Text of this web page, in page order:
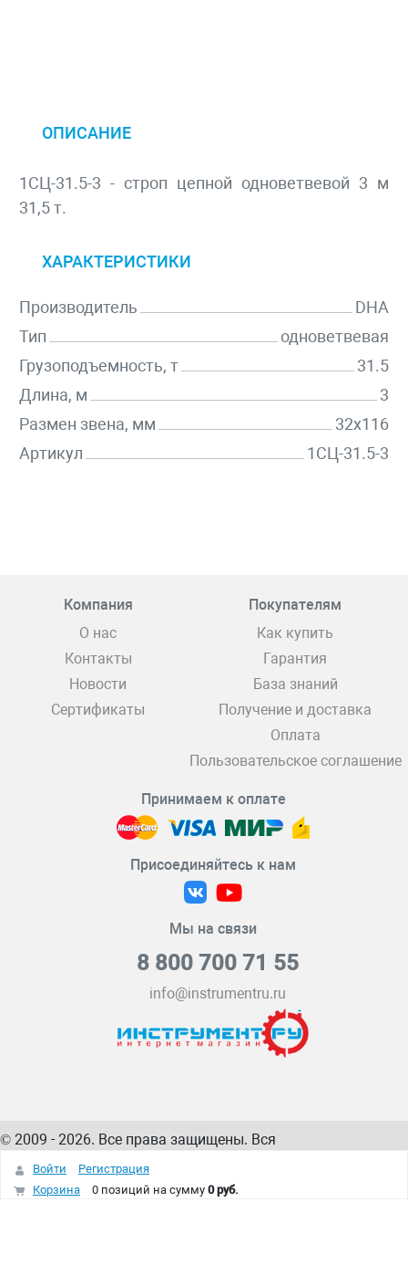
ОПИСАНИЕ
1СЦ-31.5-3 - строп цепной одноветвевой 3 м
31,5 т.
ХАРАКТЕРИСТИКИ
Производитель
DHA
Тип
одноветвевая
Грузоподъемность, т
31.5
Длина, м
3
Размен звена, мм
32х116
Артикул
1СЦ-31.5-3
Компания
О нас
Контакты
Новости
Сертификаты
Покупателям
Как купить
Гарантия
База знаний
Получение и доставка
Оплата
Пользовательское соглашение
Принимаем к оплате
Присоединяйтесь к нам
Мы на связи
8 800 700 71 55
info@instrumentru.ru
© 2009 - 2026. Все права защищены. Вся
информация на сайте – собственность
интернет-магазина
Войти
Регистрация
Корзина
0 позиций на сумму 0 руб.